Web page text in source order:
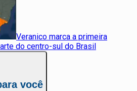
Veranico marca a primeira
do centro-sul do Brasil
você